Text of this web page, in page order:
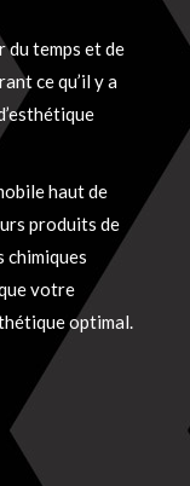
du temps et de
ce qu’il y a
haut de
produits de
votre
optimal.